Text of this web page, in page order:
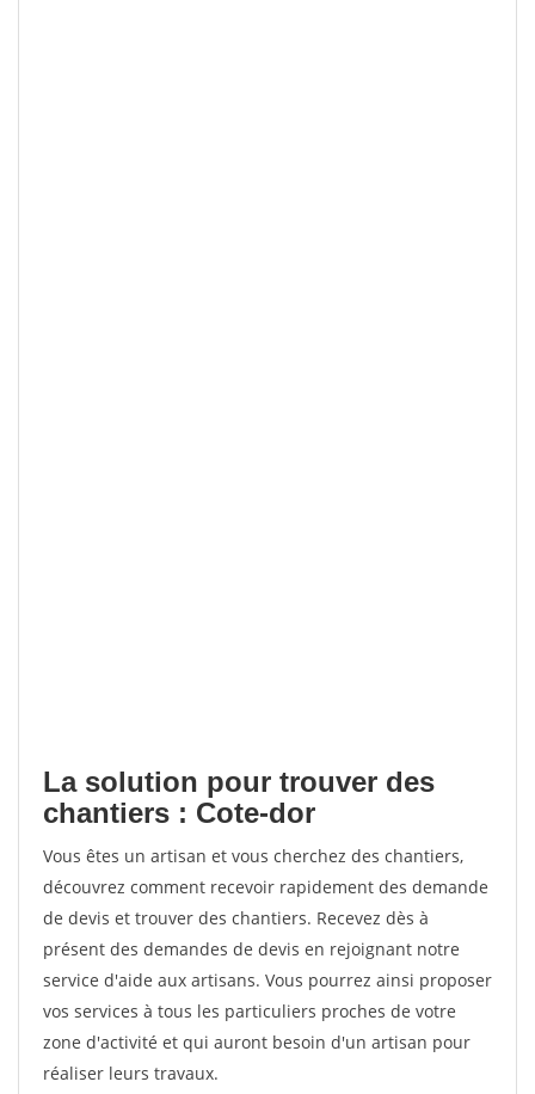
La solution pour trouver des
chantiers : Cote-dor
Vous êtes un artisan et vous cherchez des chantiers,
découvrez comment recevoir rapidement des demande
de devis et trouver des chantiers. Recevez dès à
présent des demandes de devis en rejoignant notre
service d'aide aux artisans. Vous pourrez ainsi proposer
vos services à tous les particuliers proches de votre
zone d'activité et qui auront besoin d'un artisan pour
réaliser leurs travaux.